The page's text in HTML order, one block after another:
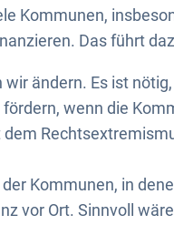
Kommunen,
Das führt
wir ändern. Es ist
wenn die
der Kommunen, in
vor Ort. Sinnvoll